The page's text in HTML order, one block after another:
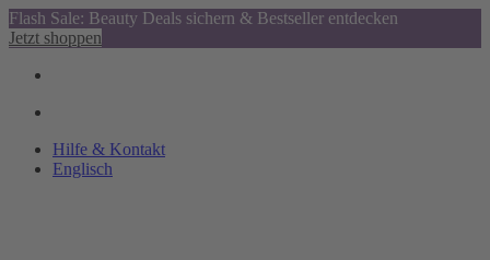
Flash Sale: Beauty Deals sichern & Bestseller entdecken
Jetzt shoppen
Hilfe & Kontakt
Englisch